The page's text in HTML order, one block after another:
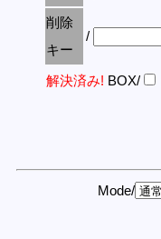
削除
キー
/
解決済み! BOX/
Mode/